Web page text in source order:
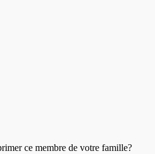
ce membre de votre famille?